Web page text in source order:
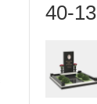
40-